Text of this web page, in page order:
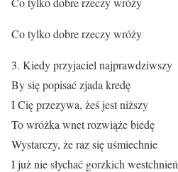
Co tylko dobre rzeczy wróży
3. Kiedy przyjaciel najprawdziwszy
By się popisać zjada kredę
I Cię przezywa, żeś jest niższy
To wróżka wnet rozwiąże biedę
Wystarczy, że raz się uśmiechnie
I już nie słychać gorzkich westchnień